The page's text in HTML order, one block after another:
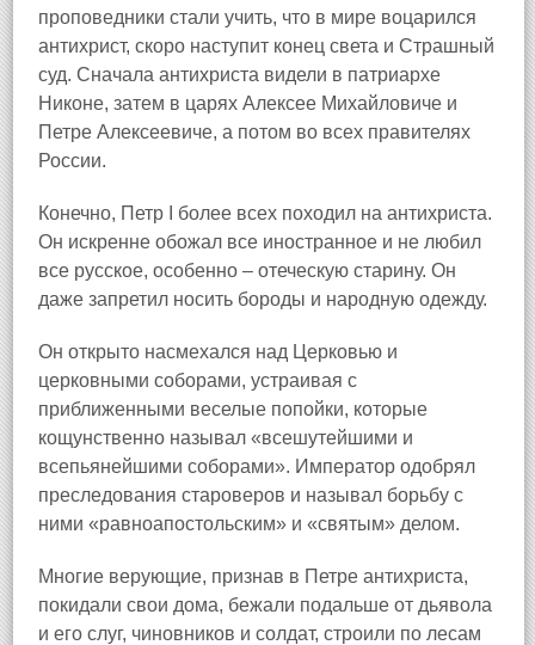
проповедники стали учить, что в мире воцарился
антихрист, скоро наступит конец света и Страшный
суд. Сначала антихриста видели в патриархе
Никоне, затем в царях Алексее Михайловиче и
Петре Алексеевиче, а потом во всех правителях
России.
Конечно, Петр I более всех походил на антихриста.
Он искренне обожал все иностранное и не любил
все русское, особенно – отеческую старину. Он
даже запретил носить бороды и народную одежду.
Он открыто насмехался над Церковью и
церковными соборами, устраивая с
приближенными веселые попойки, которые
кощунственно называл «всешутейшими и
всепьянейшими соборами». Император одобрял
преследования староверов и называл борьбу с
ними «равноапостольским» и «святым» делом.
Многие верующие, признав в Петре антихриста,
покидали свои дома, бежали подальше от дьявола
и его слуг, чиновников и солдат, строили по лесам